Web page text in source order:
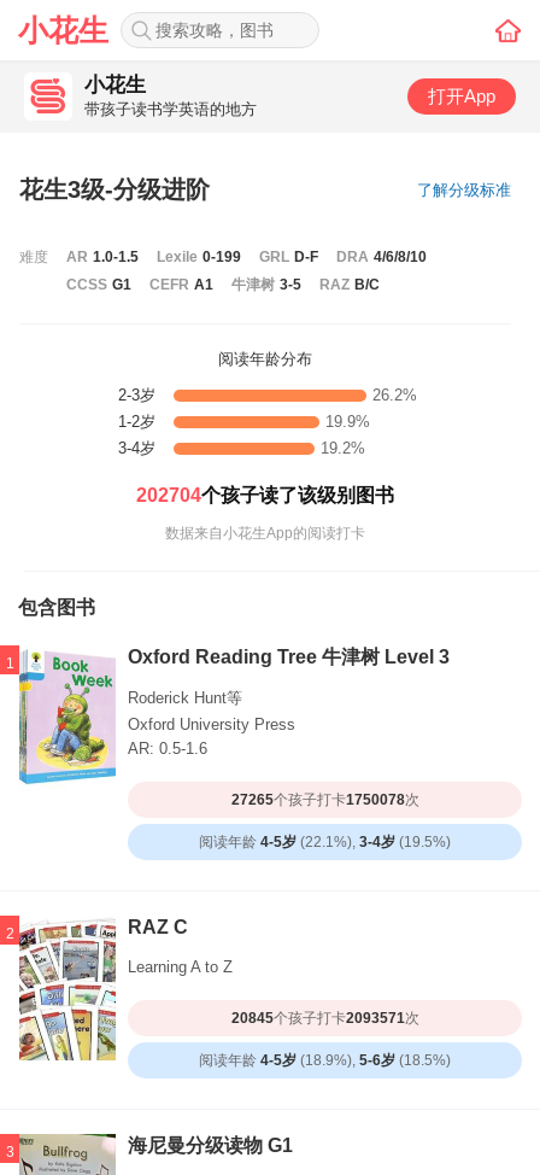
小花生
小花生
带孩子读书学英语的地方
打开App
花生3级-分级进阶 了解分级标准
难度 AR 1.0-1.5 Lexile 0-199 GRL D-F DRA 4/6/8/10
CCSS G1 CEFR A1 牛津树 3-5 RAZ B/C
阅读年龄分布
2-3岁
26.2%
1-2岁
19.9%
3-4岁
19.2%
202704个孩子读了该级别图书
数据来自小花生App的阅读打卡
包含图书
1 Oxford Reading Tree 牛津树 Level 3
Roderick Hunt等
Oxford University Press
AR: 0.5-1.6
27265个孩子打卡1750078次
阅读年龄 4-5岁 (22.1%), 3-4岁 (19.5%)
2 RAZ C
Learning A to Z
20845个孩子打卡2093571次
阅读年龄 4-5岁 (18.9%), 5-6岁 (18.5%)
3 海尼曼分级读物 G1